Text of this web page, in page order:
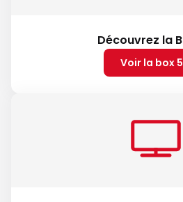
Découvrez la
Voir la box